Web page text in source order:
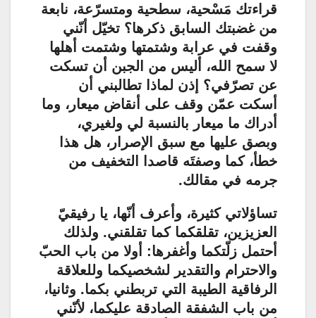
قراءتك مَسْحية، سطحية ومتسرّعة، نابعة
من غضبتك السابق ذكرها؟ تخيّل أنّني
وقفت في عرابة وشتمتها وشتمت أهلها
لا سمح الله، أليس من الجبن أن تسكت
عن تصرّفي؟ إذن لماذا تطالبني أن
أسكت عمّن وقف على أنقاض ميعار، وما
أدراك ما ميعار بالنسبة لي ولغيري،
وبصق عليها مع سبق الإصرار، هل هذا
خطأ، كما وصفتَه قاصدا التخفيف من
جرمه في مقالك.
تساؤلاتي كثيرة، وأعرف أنّها، يا رفيقيّ
العزيزين، تقلقكما كما تقلقني. ولذلك
أحتمل زلّتكما وأغفرها: أولا من باب الحبّ
والاحترام والتقدير لشخصيكما وللعلاقة
الرفاقية الطيبة التي تربطني بكما. وثانيا،
من باب الشفقة الصادقة عليكما، لأنّني